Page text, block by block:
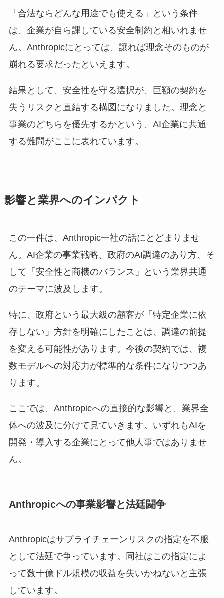
「合法ならどんな用途でも使える」という条件
は、企業が自ら課している安全制約と相いれませ
ん。Anthropicにとっては、譲れば理念そのものが
崩れる要求だったといえます。
結果として、安全性を守る選択が、巨額の契約を
失うリスクと直結する構図になりました。理念と
事業のどちらを優先するかという、AI企業に共通
する難問がここに表れています。
影響と業界へのインパクト
この一件は、Anthropic一社の話にとどまりませ
ん。AI企業の事業戦略、政府のAI調達のあり方、そ
して「安全性と商機のバランス」という業界共通
のテーマに波及します。
特に、政府という最大級の顧客が「特定企業に依
存しない」方針を明確にしたことは、調達の前提
を変える可能性があります。今後の契約では、複
数モデルへの対応力が標準的な条件になりつつあ
ります。
ここでは、Anthropicへの直接的な影響と、業界全
体への波及に分けて見ていきます。いずれもAIを
開発・導入する企業にとって他人事ではありませ
ん。
Anthropicへの事業影響と法廷闘争
Anthropicはサプライチェーンリスクの指定を不服
として法廷で争っています。同社はこの指定によ
って数十億ドル規模の収益を失いかねないと主張
しています。